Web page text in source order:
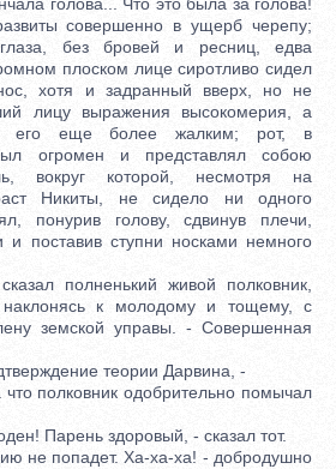
совершенно в ущерб черепу;
без бровей и ресниц, едва
плоском лице сиротливо сидел
хотя и задранный вверх, но не
лицу выражения высокомерия, а
его еще более жалким; рот, в
огромен и представлял собою
вокруг которой, несмотря на
Никиты, не сидело ни одного
понурив голову, сдвинув плечи,
и поставив ступни носками немного
полненький живой полковник,
наклонясь к молодому и тощему, с
земской управы. - Совершенная
теории Дарвина, -
полковник одобрительно помычал
Парень здоровый, - сказал тот.
не попадет. Ха-ха-ха! - добродушно